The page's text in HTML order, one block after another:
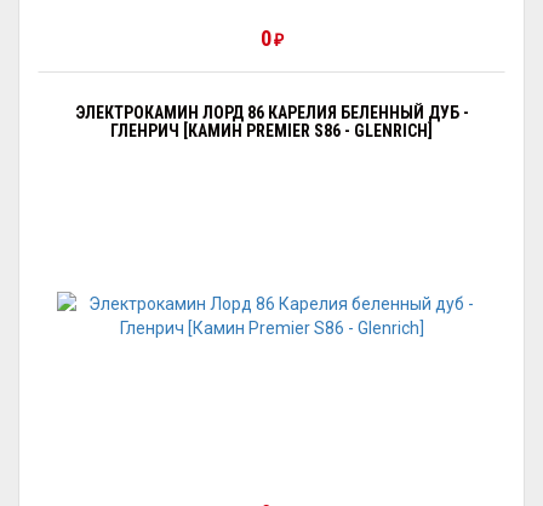
0₽
ЭЛЕКТРОКАМИН ЛОРД 86 КАРЕЛИЯ БЕЛЕННЫЙ ДУБ -
ГЛЕНРИЧ [КАМИН PREMIER S86 - GLENRICH]